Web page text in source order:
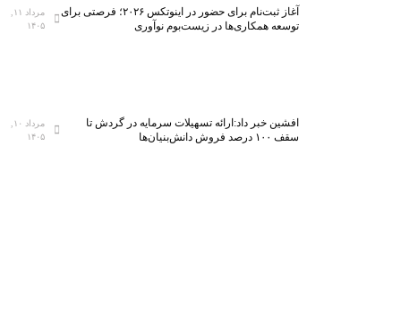
آغاز ثبت‌نام برای حضور در اینوتکس ۲۰۲۶؛ فرصتی برای
توسعه همکاری‌ها در زیست‌بوم نوآوری
۱۴۰۵
افشین خبر داد:ارائه تسهیلات سرمایه در گردش تا
سقف ۱۰۰ درصد فروش دانش‌بنیان‌ها
۱۴۰۵